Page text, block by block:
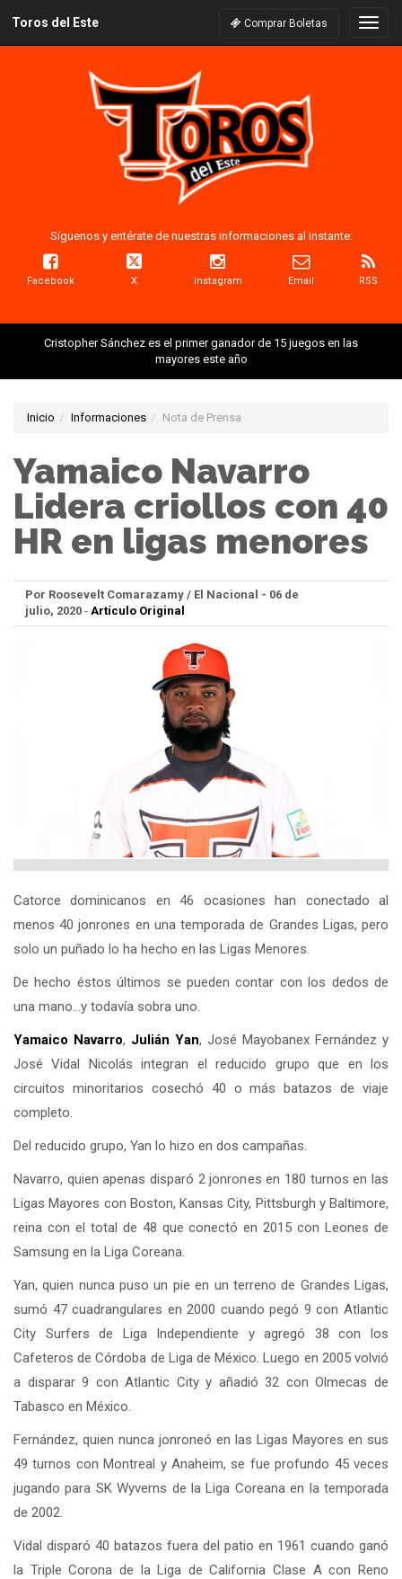
Toros del Este Comprar Boletas
Síguenos y entérate de nuestras informaciones al instante:
Facebook X Instagram Email RSS
Cristopher Sánchez es el primer ganador de 15 juegos en las
mayores este año
Inicio Informaciones Nota de Prensa
Yamaico Navarro
Lidera criollos con 40
HR en ligas menores
Por Roosevelt Comarazamy / El Nacional - 06 de
julio, 2020 - Artículo Original
Catorce dominicanos en 46 ocasiones han conectado al
menos 40 jonrones en una temporada de Grandes Ligas, pero
solo un puñado lo ha hecho en las Ligas Menores.
De hecho éstos últimos se pueden contar con los dedos de
una mano…y todavía sobra uno.
Yamaico Navarro, Julián Yan, José Mayobanex Fernández y
José Vidal Nicolás integran el reducido grupo que en los
circuitos minoritarios cosechó 40 o más batazos de viaje
completo.
Del reducido grupo, Yan lo hizo en dos campañas.
Navarro, quien apenas disparó 2 jonrones en 180 turnos en las
Ligas Mayores con Boston, Kansas City, Pittsburgh y Baltimore,
reina con el total de 48 que conectó en 2015 con Leones de
Samsung en la Liga Coreana.
Yan, quien nunca puso un pie en un terreno de Grandes Ligas,
sumó 47 cuadrangulares en 2000 cuando pegó 9 con Atlantic
City Surfers de Liga Independiente y agregó 38 con los
Cafeteros de Córdoba de Liga de México. Luego en 2005 volvió
a disparar 9 con Atlantic City y añadió 32 con Olmecas de
Tabasco en México.
Fernández, quien nunca jonroneó en las Ligas Mayores en sus
49 turnos con Montreal y Anaheim, se fue profundo 45 veces
jugando para SK Wyverns de la Liga Coreana en la temporada
de 2002.
Vidal disparó 40 batazos fuera del patio en 1961 cuando ganó
la Triple Corona de la Liga de California Clase A con Reno